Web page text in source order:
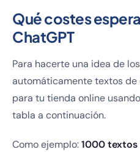
Qué costes
ChatGPT
Para hacerte una idea de
automáticamente textos
para tu tienda online usando
tabla a continuación.
Como ejemplo:1000